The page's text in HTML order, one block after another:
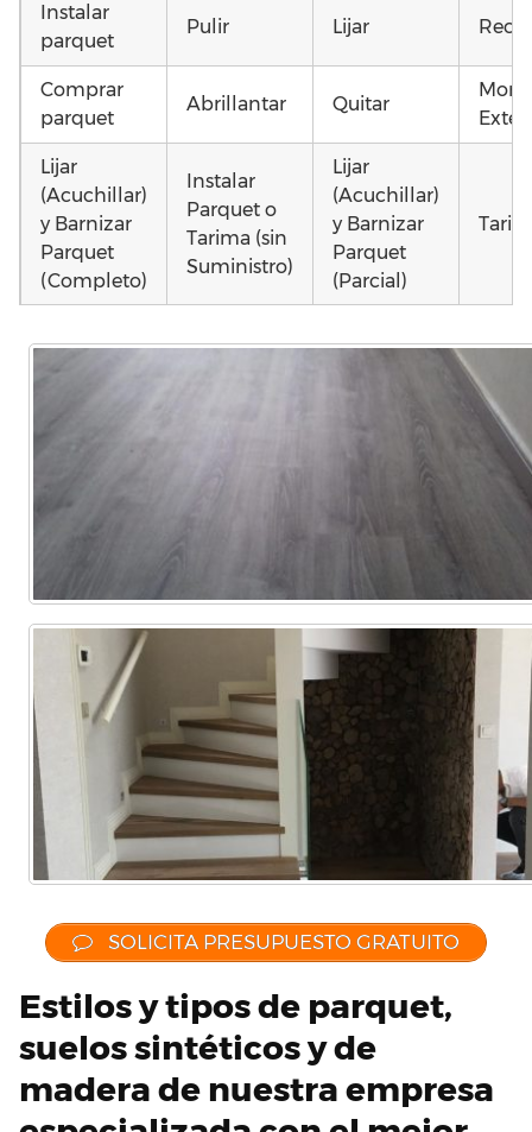
Instalar
parquet
Pulir Lijar
Comprar
parquet
Abrillantar Quitar
Lijar
(Acuchillar)
y Barnizar
Parquet
(Completo)
Instalar
Parquet o
Tarima (sin
Suministro)
Lijar
(Acuchillar)
y Barnizar
Parquet
(Parcial)
Local
Comercial
SOLICITA PRESUPUESTO GRATUITO
Estilos y tipos de parquet,
suelos sintéticos y de
madera de nuestra empresa